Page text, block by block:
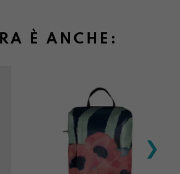
È ANCHE: